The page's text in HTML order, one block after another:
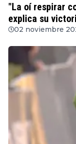
"La oí respirar
explica su
02 noviembre